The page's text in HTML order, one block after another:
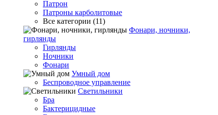
Патрон
Патроны карболитовые
Все категории (11)
Фонари, ночники,
гирлянды
Гирлянды
Ночники
Фонари
Умный дом
Беспроводное управление
Светильники
Бра
Бактерицидные